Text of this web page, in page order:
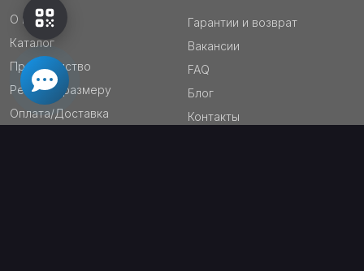
О нас
Каталог
Производство
Резка по размеру
Оплата/Доставка
Гарантии и возврат
Вакансии
FAQ
Блог
Контакты